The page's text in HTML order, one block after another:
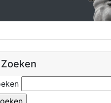
Zoeken